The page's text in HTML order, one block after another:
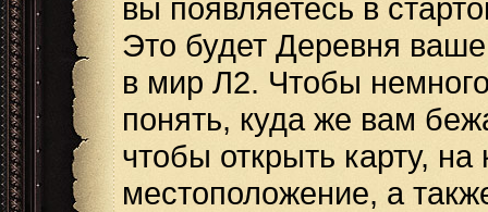
вы появляетесь в
Это будет Деревня
в мир Л2. Чтобы
понять, куда же вам
чтобы открыть карту,
местоположение, а